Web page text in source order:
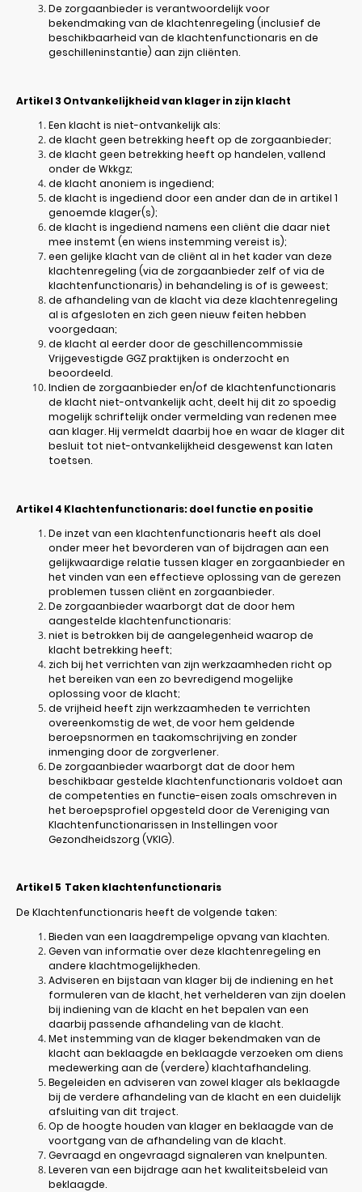
De zorgaanbieder is verantwoordelijk voor
bekendmaking van de klachtenregeling (inclusief de
beschikbaarheid van de klachtenfunctionaris en de
geschilleninstantie) aan zijn cliënten.
Artikel 3 Ontvankelijkheid van klager in zijn klacht
Een klacht is niet-ontvankelijk als:
de klacht geen betrekking heeft op de zorgaanbieder;
de klacht geen betrekking heeft op handelen, vallend
onder de Wkkgz;
de klacht anoniem is ingediend;
de klacht is ingediend door een ander dan de in artikel 1
genoemde klager(s);
de klacht is ingediend namens een cliënt die daar niet
mee instemt (en wiens instemming vereist is);
een gelijke klacht van de cliënt al in het kader van deze
klachtenregeling (via de zorgaanbieder zelf of via de
klachtenfunctionaris) in behandeling is of is geweest;
de afhandeling van de klacht via deze klachtenregeling
al is afgesloten en zich geen nieuw feiten hebben
voorgedaan;
de klacht al eerder door de geschillencommissie
Vrijgevestigde GGZ praktijken is onderzocht en
beoordeeld.
Indien de zorgaanbieder en/of de klachtenfunctionaris
de klacht niet-ontvankelijk acht, deelt hij dit zo spoedig
mogelijk schriftelijk onder vermelding van redenen mee
aan klager. Hij vermeldt daarbij hoe en waar de klager dit
besluit tot niet-ontvankelijkheid desgewenst kan laten
toetsen.
Artikel 4 Klachtenfunctionaris: doel functie en positie
De inzet van een klachtenfunctionaris heeft als doel
onder meer het bevorderen van of bijdragen aan een
gelijkwaardige relatie tussen klager en zorgaanbieder en
het vinden van een effectieve oplossing van de gerezen
problemen tussen cliënt en zorgaanbieder.
De zorgaanbieder waarborgt dat de door hem
aangestelde klachtenfunctionaris:
niet is betrokken bij de aangelegenheid waarop de
klacht betrekking heeft;
zich bij het verrichten van zijn werkzaamheden richt op
het bereiken van een zo bevredigend mogelijke
oplossing voor de klacht;
de vrijheid heeft zijn werkzaamheden te verrichten
overeenkomstig de wet, de voor hem geldende
beroepsnormen en taakomschrijving en zonder
inmenging door de zorgverlener.
De zorgaanbieder waarborgt dat de door hem
beschikbaar gestelde klachtenfunctionaris voldoet aan
de competenties en functie-eisen zoals omschreven in
het beroepsprofiel opgesteld door de Vereniging van
Klachtenfunctionarissen in Instellingen voor
Gezondheidszorg (VKIG).
Artikel 5 Taken klachtenfunctionaris
De Klachtenfunctionaris heeft de volgende taken:
Bieden van een laagdrempelige opvang van klachten.
Geven van informatie over deze klachtenregeling en
andere klachtmogelijkheden.
Adviseren en bijstaan van klager bij de indiening en het
formuleren van de klacht, het verhelderen van zijn doelen
bij indiening van de klacht en het bepalen van een
daarbij passende afhandeling van de klacht.
Met instemming van de klager bekendmaken van de
klacht aan beklaagde en beklaagde verzoeken om diens
medewerking aan de (verdere) klachtafhandeling.
Begeleiden en adviseren van zowel klager als beklaagde
bij de verdere afhandeling van de klacht en een duidelijk
afsluiting van dit traject.
Op de hoogte houden van klager en beklaagde van de
voortgang van de afhandeling van de klacht.
Gevraagd en ongevraagd signaleren van knelpunten.
Leveren van een bijdrage aan het kwaliteitsbeleid van
beklaagde.